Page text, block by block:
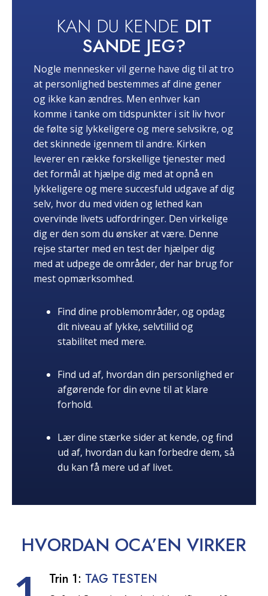
KAN DU KENDE DIT
SANDE JEG?
Nogle mennesker vil gerne have dig til at tro
at personlighed bestemmes af dine gener
og ikke kan ændres. Men enhver kan
komme i tanke om tidspunkter i sit liv hvor
de følte sig lykkeligere og mere selvsikre, og
det skinnede igennem til andre. Kirken
leverer en række forskellige tjenester med
det formål at hjælpe dig med at opnå en
lykkeligere og mere succesfuld udgave af dig
selv, hvor du med viden og lethed kan
overvinde livets udfordringer. Den virkelige
dig er den som du ønsker at være. Denne
rejse starter med en test der hjælper dig
med at udpege de områder, der har brug for
mest opmærksomhed.
Find dine problemområder, og opdag
dit niveau af lykke, selvtillid og
stabilitet med mere.
Find ud af, hvordan din personlighed er
afgørende for din evne til at klare
forhold.
Lær dine stærke sider at kende, og find
ud af, hvordan du kan forbedre dem, så
du kan få mere ud af livet.
HVORDAN OCA’EN VIRKER
Trin 1: TAG TESTEN